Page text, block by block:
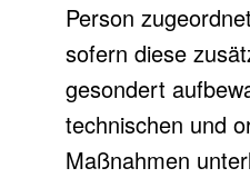
Person
sofern diese
gesondert
technischen und
Maßnahmen